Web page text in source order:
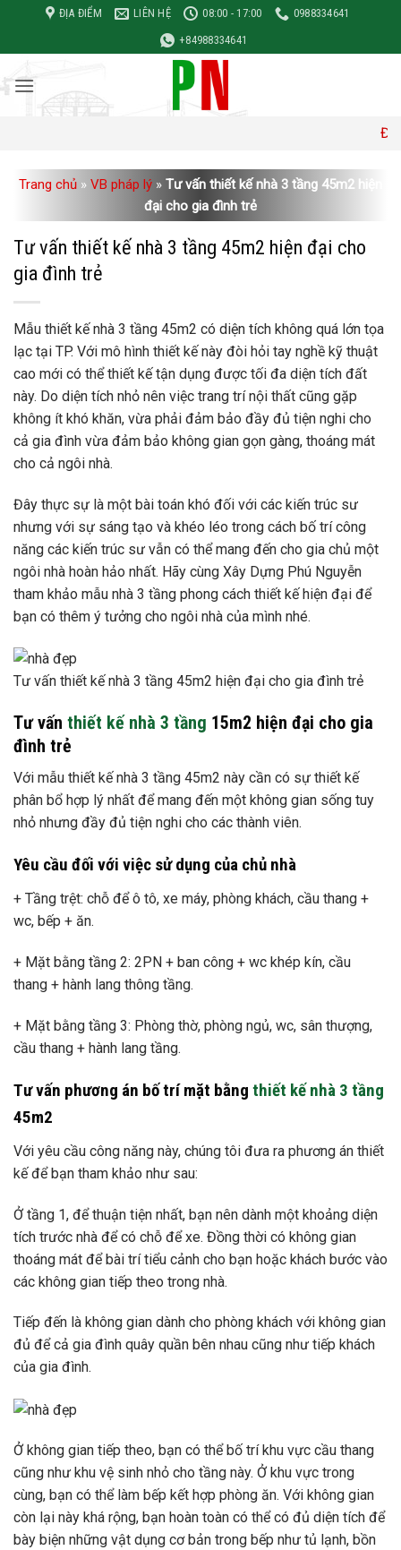
nội
dung
ĐỊA ĐIỂM LIÊN HỆ 08:00 - 17:00
0988334641
+84988334641
Đơn giá xây
Trang chủ » VB pháp lý » Tư vấn thiết kế nhà 3 tầng 45m2 hiện
đại cho gia đình trẻ
Tư vấn thiết kế nhà 3 tầng 45m2 hiện đại cho
gia đình trẻ
Mẫu thiết kế nhà 3 tầng 45m2 có diện tích không quá lớn tọa
lạc tại TP. Với mô hình thiết kế này đòi hỏi tay nghề kỹ thuật
cao mới có thể thiết kế tận dụng được tối đa diện tích đất
này. Do diện tích nhỏ nên việc trang trí nội thất cũng gặp
không ít khó khăn, vừa phải đảm bảo đầy đủ tiện nghi cho
cả gia đình vừa đảm bảo không gian gọn gàng, thoáng mát
cho cả ngôi nhà.
Đây thực sự là một bài toán khó đối với các kiến ​​trúc sư
nhưng với sự sáng tạo và khéo léo trong cách bố trí công
năng các kiến ​​trúc sư vẫn có thể mang đến cho gia chủ một
ngôi nhà hoàn hảo nhất. Hãy cùng Xây Dựng Phú Nguyễn
tham khảo mẫu nhà 3 tầng phong cách thiết kế hiện đại để
bạn có thêm ý tưởng cho ngôi nhà của mình nhé.
Tư vấn thiết kế nhà 3 tầng 45m2 hiện đại cho gia đình trẻ
Tư vấn thiết kế nhà 3 tầng 15m2 hiện đại cho gia
đình trẻ
Với mẫu thiết kế nhà 3 tầng 45m2 này cần có sự thiết kế
phân bổ hợp lý nhất để mang đến một không gian sống tuy
nhỏ nhưng đầy đủ tiện nghi cho các thành viên.
Yêu cầu đối với việc sử dụng của chủ nhà
+ Tầng trệt: chỗ để ô tô, xe máy, phòng khách, cầu thang +
wc, bếp + ăn.
+ Mặt bằng tầng 2: 2PN + ban công + wc khép kín, cầu
thang + hành lang thông tầng.
+ Mặt bằng tầng 3: Phòng thờ, phòng ngủ, wc, sân thượng,
cầu thang + hành lang tầng.
Tư vấn phương án bố trí mặt bằng thiết kế nhà 3 tầng
45m2
Với yêu cầu công năng này, chúng tôi đưa ra phương án thiết
kế để bạn tham khảo như sau:
Ở tầng 1, để thuận tiện nhất, bạn nên dành một khoảng diện
tích trước nhà để có chỗ để xe. Đồng thời có không gian
thoáng mát để bài trí tiểu cảnh cho bạn hoặc khách bước vào
các không gian tiếp theo trong nhà.
Tiếp đến là không gian dành cho phòng khách với không gian
đủ để cả gia đình quây quần bên nhau cũng như tiếp khách
của gia đình.
Ở không gian tiếp theo, bạn có thể bố trí khu vực cầu thang
cũng như khu vệ sinh nhỏ cho tầng này. Ở khu vực trong
cùng, bạn có thể làm bếp kết hợp phòng ăn. Với không gian
còn lại này khá rộng, bạn hoàn toàn có thể có đủ diện tích để
bày biện những vật dụng cơ bản trong bếp như tủ lạnh, bồn